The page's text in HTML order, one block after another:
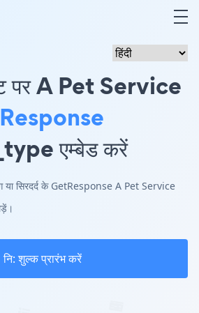
पर A Pet Service
एम्बेड करें
या सिरदर्द के GetResponse A Pet Service
नि: शुल्क प्रारंभ करें